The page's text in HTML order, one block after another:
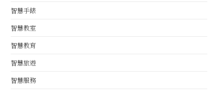
智慧手錶
智慧教室
智慧教育
智慧旅遊
智慧服務